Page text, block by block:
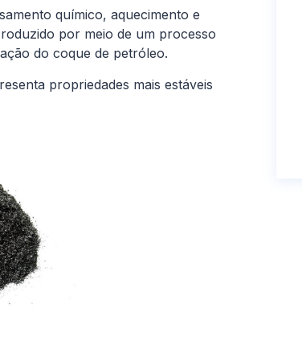
químico, aquecimento e
por meio de um processo
do coque de petróleo.
propriedades mais estáveis